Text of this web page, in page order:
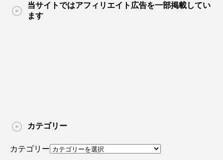
当サイトではアフィリエイト広告を一部掲載してい
ます
カテゴリー
カテゴリー